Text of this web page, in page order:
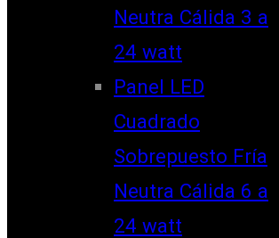
Neutra Cálida 3 a
24 watt
Panel LED
Cuadrado
Sobrepuesto Fría
Neutra Cálida 6 a
24 watt